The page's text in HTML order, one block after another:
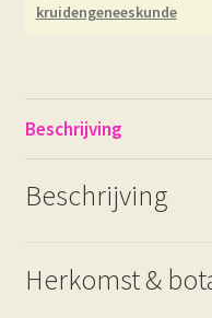
kruidengeneeskunde
Beschrijving
Beschrijving
Herkomst &